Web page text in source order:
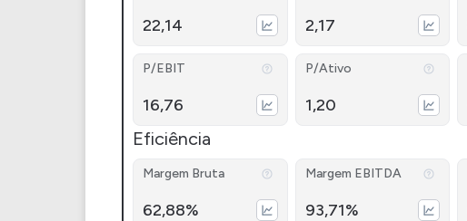
22,14 2,17
P/EBIT
16,76
P/Ativo
1,20
Eficiência
Margem Bruta
62,88%
Margem EBITDA
93,71%